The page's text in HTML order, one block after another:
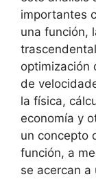
importantes
una función,
optimización
de
la física,
economía y
un concepto
función, a
se acercan a